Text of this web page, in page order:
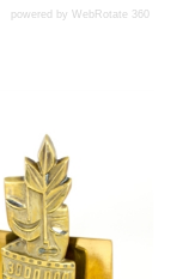
powered by WebRotate 360